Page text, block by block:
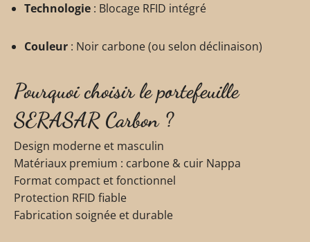
Technologie : Blocage RFID intégré
Couleur : Noir carbone (ou selon déclinaison)
Pourquoi choisir le portefeuille
SERASAR Carbon ?
Design moderne et masculin
Matériaux premium : carbone & cuir Nappa
Format compact et fonctionnel
Protection RFID fiable
Fabrication soignée et durable